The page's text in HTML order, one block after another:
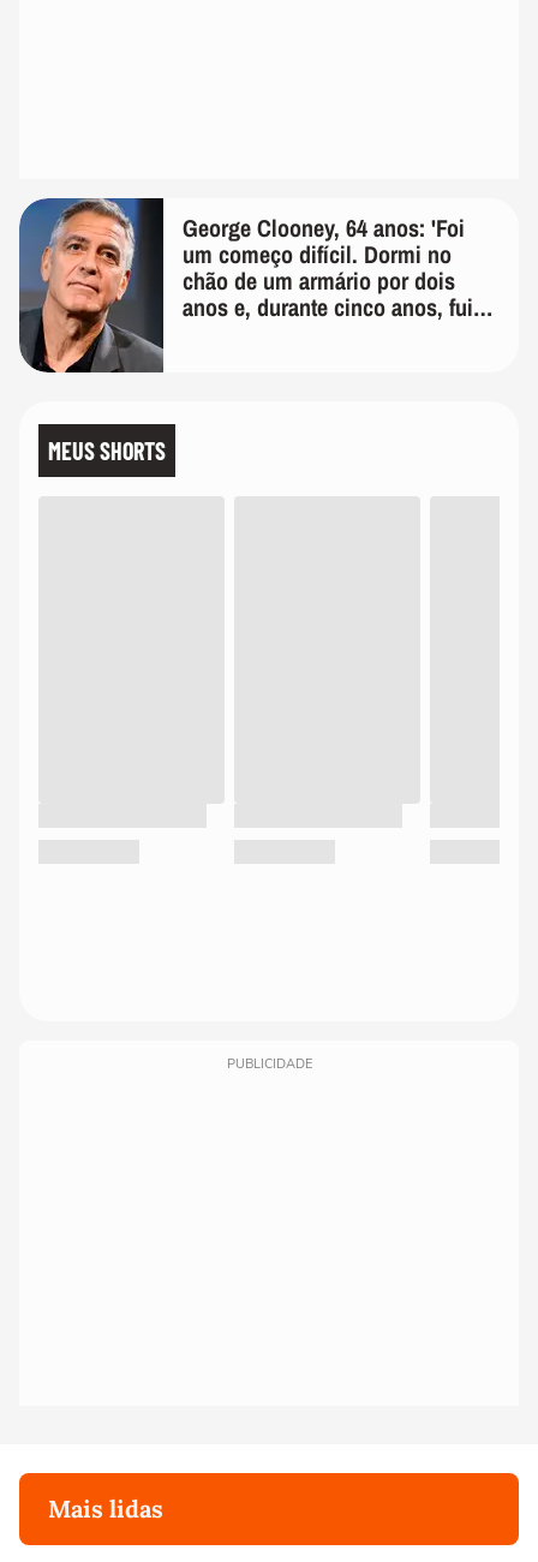
George Clooney, 64 anos: 'Foi
um começo difícil. Dormi no
chão de um armário por dois
anos e, durante cinco anos, fui
MEUS SHORTS
PUBLICIDADE
Mais lidas